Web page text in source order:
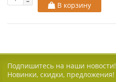
В корзину
Подпишитесь на наши новости!
Новинки, скидки, предложения!